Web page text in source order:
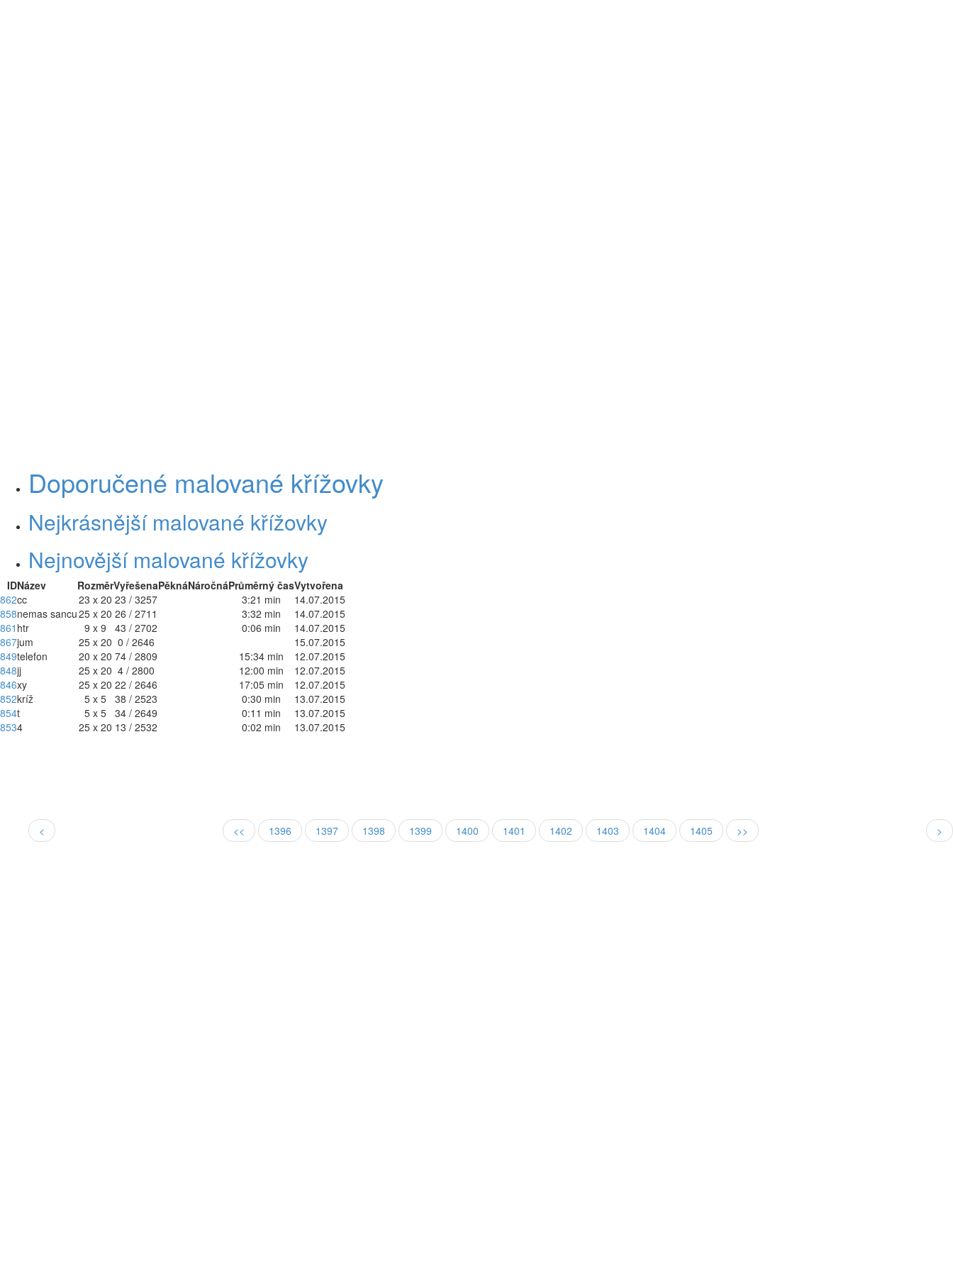
Doporučené malované křížovky
Nejkrásnější malované křížovky
Nejnovější malované křížovky
IDNázev RozměrVyřešenaPěknáNáročnáPrůměrný časVytvořena
862cc 23 x 20 23 / 3257 3:21 min
14.07.2015
858nemas sancu25 x 20 26 / 2711 3:32 min
14.07.2015
861 htr 9 x 9 43 / 2702 0:06 min
14.07.2015
867jum 25 x 20 0 / 2646
15.07.2015
849telefon 20 x 20 74 / 2809 15:34 min
12.07.2015
848jj 25 x 20 4 / 2800 12:00 min
12.07.2015
846xy 25 x 20 22 / 2646 17:05 min
12.07.2015
852kríž 5 x 5 38 / 2523 0:30 min
13.07.2015
854t 5 x 5 34 / 2649 0:11 min
13.07.2015
8534 25 x 20 13 / 2532 0:02 min 13.07.2015
<<
< 1396 1397 1398 1399 1400 1401 1402 1403 1404 1405 >
>>